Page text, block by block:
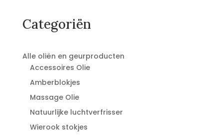
Categoriën
Alle oliën en geurproducten
Accessoires Olie
Amberblokjes
Massage Olie
Natuurlijke luchtverfrisser
Wierook stokjes